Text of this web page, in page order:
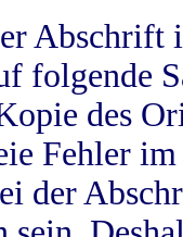
Abschrift
folgende
des
Fehler
der